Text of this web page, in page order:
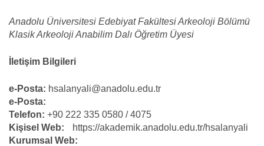
Anadolu Üniversitesi Edebiyat Fakültesi Arkeoloji Bölümü
Klasik Arkeoloji Anabilim Dalı Öğretim Üyesi
İletişim Bilgileri
e-Posta: hsalanyali@anadolu.edu.tr
e-Posta:
Telefon: +90 222 335 0580 / 4075
Kişisel Web:
https://akademik.anadolu.edu.tr/hsalanyali
Kurumsal Web: